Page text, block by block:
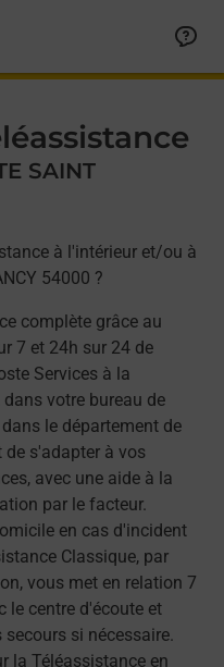
SAINT
à l'intérieur et/ou à
54000 ?
complète grâce au
7 et 24h sur 24 de
Services à la
votre bureau de
le département de
de s'adapter à vos
avec une aide à la
par le facteur.
en cas d'incident
Classique, par
vous met en relation 7
le centre d'écoute et
si nécessaire.
la Téléassistance en